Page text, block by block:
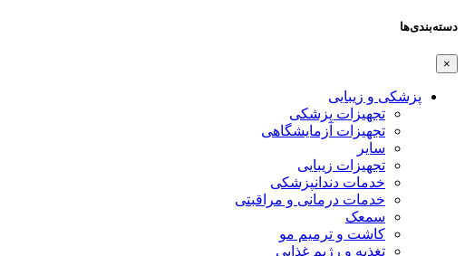
دسته‌بندی‌ها
×
پزشکی و زیبایی
تجهیزات پزشکی
تجهیزات آزمایشگاهی
سایر
تجهیزات زیبایی
خدمات دندانپزشکی
خدمات درمانی و مراقبتی
سمعک
کاشت و ترمیم مو
تغذیه و رژیم غذایی